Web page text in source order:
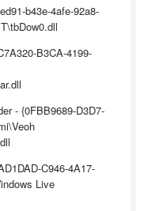
b43e-4afe-92a8-
B3CA-4199-
- {0FBB9689-D3D7-
C946-4A17-
Live